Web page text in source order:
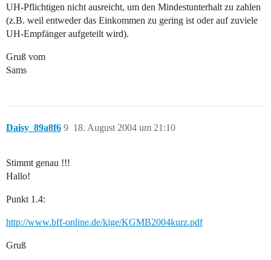
UH-Pflichtigen nicht ausreicht, um den Mindestunterhalt zu zahlen
(z.B. weil entweder das Einkommen zu gering ist oder auf zuviele
UH-Empfänger aufgeteilt wird).
Gruß vom
Sams
Daisy_89a8f6 18. August 2004 um 21:10
9
Stimmt genau !!!
Hallo!
Punkt 1.4:
http://www.bff-online.de/kige/KGMB2004kurz.pdf
Gruß